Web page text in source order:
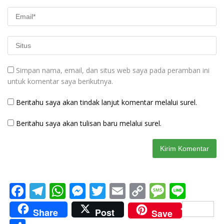
Simpan nama, email, dan situs web saya pada peramban ini
untuk komentar saya berikutnya.
Beritahu saya akan tindak lanjut komentar melalui surel.
Beritahu saya akan tulisan baru melalui surel.
F
ac
T
el
W
h
M
e
T
w
E
m
C
o
M
e n
Share Post Save